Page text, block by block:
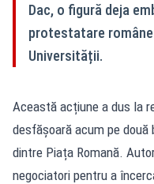
Dac, o figură deja
protestatare
Universității.
Această acțiune a dus la
desfășoară acum pe două
dintre Piața Romană.
negociatori pentru a